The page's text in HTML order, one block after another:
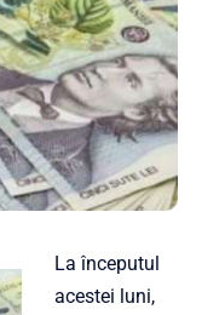
La începutul
acestei luni,